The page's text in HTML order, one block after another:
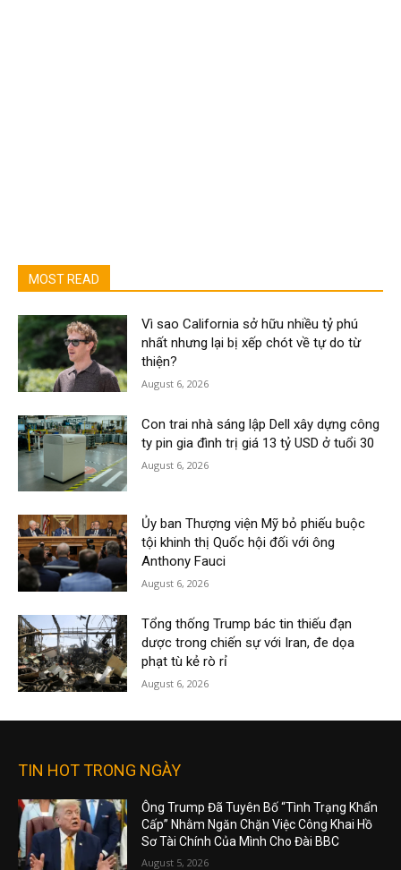
MOST READ
Vì sao California sở hữu nhiều tỷ phú
nhất nhưng lại bị xếp chót về tự do từ
thiện?
August 6, 2026
Con trai nhà sáng lập Dell xây dựng công
ty pin gia đình trị giá 13 tỷ USD ở tuổi 30
August 6, 2026
Ủy ban Thượng viện Mỹ bỏ phiếu buộc
tội khinh thị Quốc hội đối với ông
Anthony Fauci
August 6, 2026
Tổng thống Trump bác tin thiếu đạn
dược trong chiến sự với Iran, đe dọa
phạt tù kẻ rò rỉ
August 6, 2026
TIN HOT TRONG NGÀY
Ông Trump Đã Tuyên Bố “Tình Trạng Khẩn
Cấp” Nhằm Ngăn Chặn Việc Công Khai Hồ
Sơ Tài Chính Của Mình Cho Đài BBC
August 5, 2026